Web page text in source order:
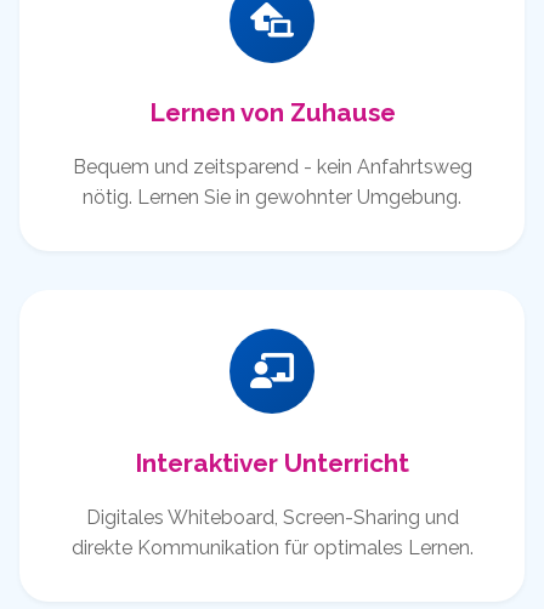
Lernen von Zuhause
Bequem und zeitsparend - kein Anfahrtsweg
nötig. Lernen Sie in gewohnter Umgebung.
Interaktiver Unterricht
Digitales Whiteboard, Screen-Sharing und
direkte Kommunikation für optimales Lernen.